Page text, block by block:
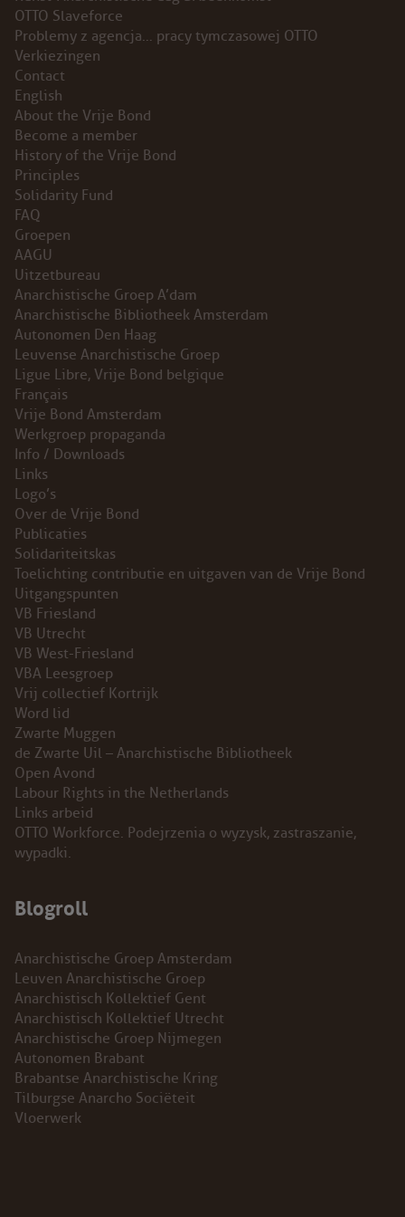
PROBLEMY Z AGENCJA… PRACY TYMCZASOWEJ
OTTO
KUNST-ANARCHISTISCHE DAG BAJEENKOMST
VERKIEZINGEN
BASTION BASTARDS
DE CRISIS VOORBIJ
CODE ZWART
FREE JOCK PALFREEMAN
BUITEN DE ORDE
ABONNEMENT
ARCHIEF
WEBSITE
ARBEID
LABOUR RIGHTS
LINKS ARBEID
LINKS
LABOUR RIGHTS
FACEBOOK
INSTAGRAM
ABOUT THE VRIJE BOND
PRINCIPLES
BECOME A MEMBER
SOLIDARITY FUND
OTTO Slaveforce
Problemy z agencja… pracy tymczasowej OTTO
Verkiezingen
Contact
English
About the Vrije Bond
Become a member
History of the Vrije Bond
Principles
Solidarity Fund
FAQ
Groepen
AAGU
Uitzetbureau
Anarchistische Groep A’dam
Anarchistische Bibliotheek Amsterdam
Autonomen Den Haag
Leuvense Anarchistische Groep
Ligue Libre, Vrije Bond belgique
Français
Vrije Bond Amsterdam
Werkgroep propaganda
Info / Downloads
Links
Logo’s
Over de Vrije Bond
Publicaties
Solidariteitskas
Toelichting contributie en uitgaven van de Vrije Bond
Uitgangspunten
VB Friesland
VB Utrecht
VB West-Friesland
VBA Leesgroep
Vrij collectief Kortrijk
Word lid
Zwarte Muggen
de Zwarte Uil – Anarchistische Bibliotheek
Open Avond
Labour Rights in the Netherlands
Links arbeid
OTTO Workforce. Podejrzenia o wyzysk, zastraszanie,
wypadki.
Blogroll
Anarchistische Groep Amsterdam
Leuven Anarchistische Groep
Anarchistisch Kollektief Gent
Anarchistisch Kollektief Utrecht
Anarchistische Groep Nijmegen
Autonomen Brabant
Brabantse Anarchistische Kring
Tilburgse Anarcho Sociëteit
Vloerwerk